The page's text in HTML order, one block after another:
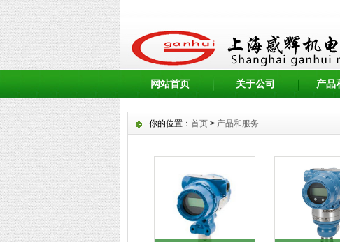
网站首页 关于公司 产品
你的位置： 首页 > 产品和服务